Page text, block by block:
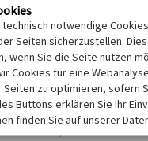
vorhandener
als Energieträger) einer
hin, der zu
Standorte für
und Lebensweise.
Rheinland
notwendige
Seiten sicherzustellen.
wenn Sie die Seite nutzen
Cookies für eine
zu optimieren, sofern
Buttons erklären Sie Ihr
finden Sie auf unserer